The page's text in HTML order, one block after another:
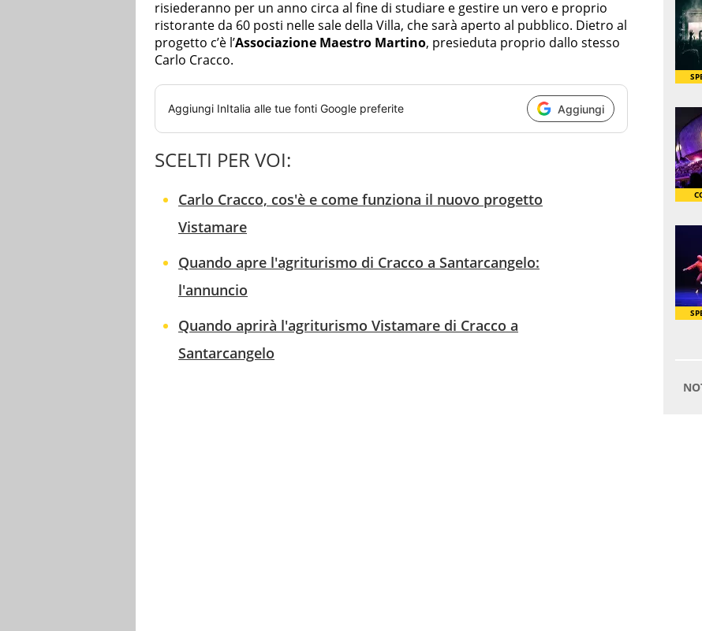
risiederanno per un anno circa al fine di studiare e gestire un vero e proprio
ristorante da 60 posti nelle sale della Villa, che sarà aperto al pubblico. Dietro al
progetto c’è l’Associazione Maestro Martino, presieduta proprio dallo stesso
Carlo Cracco.
Aggiungi InItalia alle tue fonti Google preferite Aggiungi
SCELTI PER VOI:
Carlo Cracco, cos'è e come funziona il nuovo progetto
Vistamare
Quando apre l'agriturismo di Cracco a Santarcangelo:
l'annuncio
Quando aprirà l'agriturismo Vistamare di Cracco a
Santarcangelo